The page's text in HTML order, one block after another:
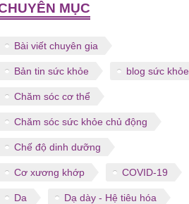
MỤC
Bài viết chuyên gia
Bản tin sức khỏe blog sức khỏe
Chăm sóc cơ thể
Chăm sóc sức khỏe chủ động
Chế độ dinh dưỡng
Cơ xương khớp COVID-19
Da Dạ dày - Hệ tiêu hóa